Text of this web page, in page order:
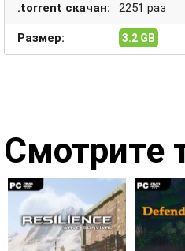
.torrent скачан: 2251 раз
Размер: 3.2 GB
Смотрите